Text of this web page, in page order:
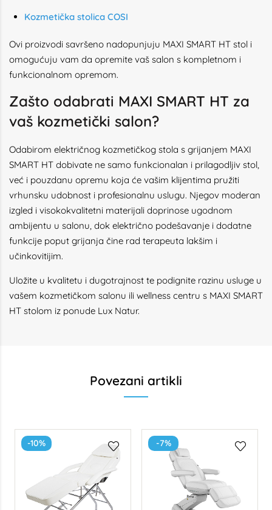
Kozmetička stolica COSI
Ovi proizvodi savršeno nadopunjuju MAXI SMART HT stol i
omogućuju vam da opremite vaš salon s kompletnom i
funkcionalnom opremom.
Zašto odabrati MAXI SMART HT za
vaš kozmetički salon?
Odabirom električnog kozmetičkog stola s grijanjem MAXI
SMART HT dobivate ne samo funkcionalan i prilagodljiv stol,
već i pouzdanu opremu koja će vašim klijentima pružiti
vrhunsku udobnost i profesionalnu uslugu. Njegov moderan
izgled i visokokvalitetni materijali doprinose ugodnom
ambijentu u salonu, dok električno podešavanje i dodatne
funkcije poput grijanja čine rad terapeuta lakšim i
učinkovitijim.
Uložite u kvalitetu i dugotrajnost te podignite razinu usluge u
vašem kozmetičkom salonu ili wellness centru s MAXI SMART
HT stolom iz ponude Lux Natur.
Povezani artikli
-10% -7%